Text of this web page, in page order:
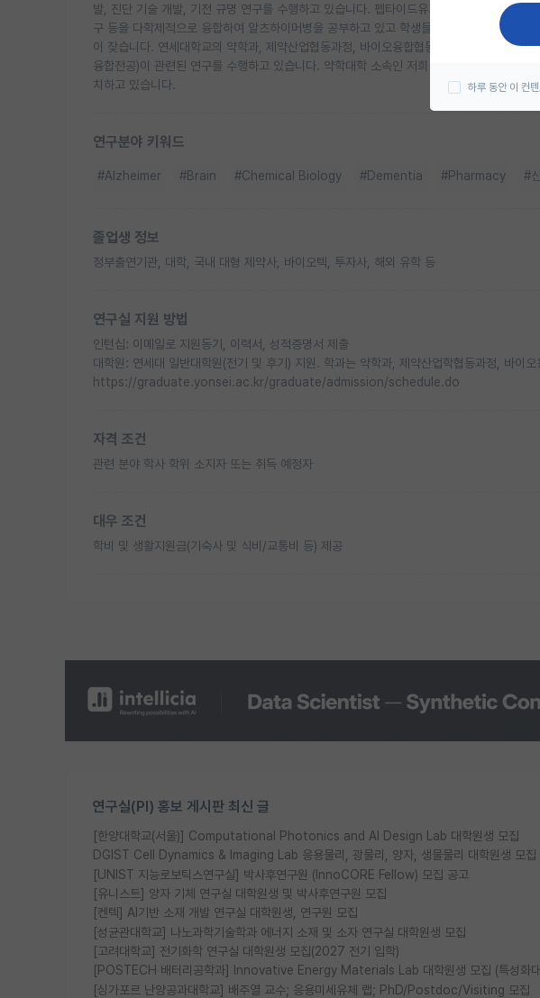
발, 진단 기술 개발, 기전 규명 연구를 수행하고 있습니다. 펩타이드유기합성, 분자세포생
구 등을 다학제적으로 융합하여 알츠하이머병을 공부하고 있고 학생들이 화학과 생물학
이 잦습니다. 연세대학교의 약학과, 제약산업협동과정, 바이오융합협동과정의 대학원생들,
융합전공)이 관련된 연구를 수행하고 있습니다. 약학대학 소속인 저희 연구실은 산학 협동
치하고 있습니다.
연구분야 키워드
#Alzheimer #Brain #Chemical Biology #Dementia #Pharmacy #
졸업생 정보
정부출연기관, 대학, 국내 대형 제약사, 바이오텍, 투자사, 해외 유학 등
연구실 지원 방법
인턴십: 이메일로 지원동기, 이력서, 성적증명서 제출
대학원: 연세대 일반대학원(전기 및 후기) 지원. 학과는 약학과, 제약산업학협동과정, 바이
https://graduate.yonsei.ac.kr/graduate/admission/schedule.do
자격 조건
관련 분야 학사 학위 소지자 또는 취득 예정자
대우 조건
학비 및 생활지원금(기숙사 및 식비/교통비 등) 제공
연구실(PI) 홍보 게시판 최신 글
[한양대학교(서울)] Computational Photonics and AI Design Lab 대학원생 모집
DGIST Cell Dynamics & Imaging Lab 응용물리, 광물리, 양자, 생물물리 대학원생 모집
[UNIST 지능로보틱스연구실] 박사후연구원 (InnoCORE Fellow) 모집 공고
[유니스트] 양자 기체 연구실 대학원생 및 박사후연구원 모집
[켄텍] AI기반 소재 개발 연구실 대학원생, 연구원 모집
[성균관대학교] 나노과학기술학과 에너지 소재 및 소자 연구실 대학원생 모집
[고려대학교] 전기화학 연구실 대학원생 모집(2027 전기 입학)
[POSTECH 배터리공학과] Innovative Energy Materials Lab 대학원생 모집 (특성화
[싱가포르 난양공과대학교] 배주열 교수; 응용미세유체 랩; PhD/Postdoc/Visiting 모집
하루 동안 이 컨텐